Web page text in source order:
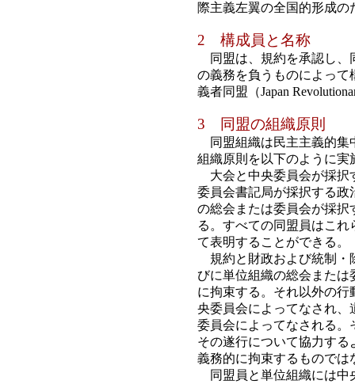
際主義左翼の全国的形成
2 構成員と名称
同盟は、規約を承認し、
の義務を負うものによっ
義者同盟（Japan
3 同盟の組織原則
同盟組織は民主主義的集
組織原則を以下のように実
大会と中央委員会が採択
委員会書記局が採択する
の総会または委員会が採
る。すべての同盟員はこ
て表明することができる。
規約と財政および統制・
びに単位組織の総会また
に拘束する。それ以外の
央委員会によってなされ
委員会によってなされる
その遂行について協力す
義務的に拘束するものでは
同盟員と単位組織には中